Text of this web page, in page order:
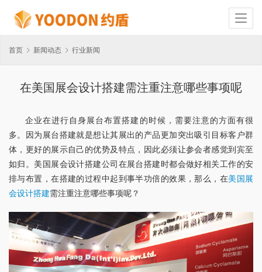
首页 新闻动态 行业新闻
在美国展会设计搭建需注重注意哪些事项呢
企业在进行自身展台布置搭建的时候，需要注意的方面有很
多。因为展台搭建就是想让其展出的产品更加突出吸引目标客户群
体，更好的展示自己的优势及特点，因此必须让参会者感觉到宾至
如归。美国展会设计搭建公司在展台搭建时都会做好相关工作的安
排与布置，在搭建的过程中起到事半功倍的效果，那么，在美国展
会设计搭建需注重注意哪些事项呢？